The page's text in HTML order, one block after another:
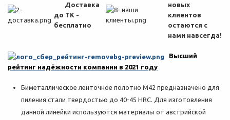
Доставка
до ТК -
бесплатно
новых
клиентов
остаются с
нами навсегда!
Высший
рейтинг надёжности компании в 2021 году
Биметаллическое ленточное полотно M42 предназначено для
пиления стали твердостью до 40-45 HRC. Для изготовления
данной линейки используются материалы от австрийской